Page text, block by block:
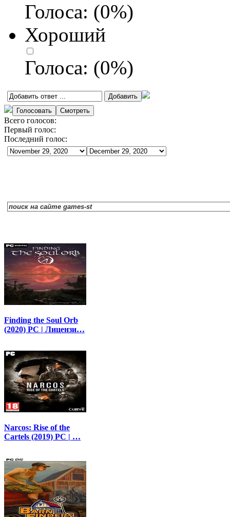
Голоса: (0%)
Хороший
Голоса: (0%)
Всего голосов:
Первый голос:
Последний голос:
Finding the Soul Orb
(2020) PC | Лицензи…
Narcos: Rise of the
Cartels (2019) PC | …